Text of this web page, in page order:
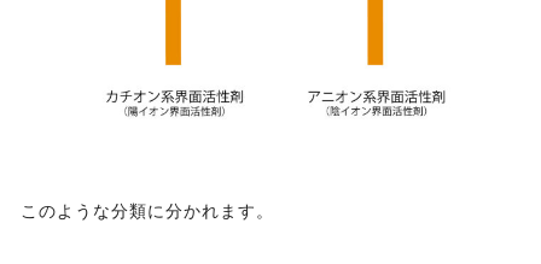
このような分類に分かれます。